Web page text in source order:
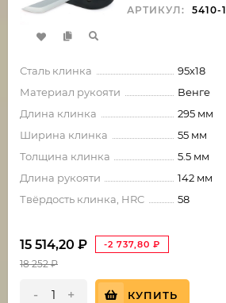
АРТИКУЛ:
5410-
Сталь клинка
95х18
Материал рукояти
Венге
Длина клинка
295 мм
Ширина клинка
55 мм
Толщина клинка
5.5 мм
Длина рукояти
142 мм
Твёрдость клинка, HRC
58
15 514,20 ₽ -2 737,80 ₽
18 252₽
- + КУПИТЬ